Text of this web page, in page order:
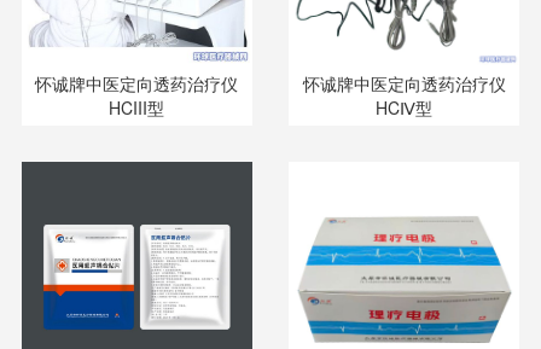
怀诚牌中医定向透药治疗仪
HCIII型
怀诚牌中医定向透药治疗仪
HCⅣ型